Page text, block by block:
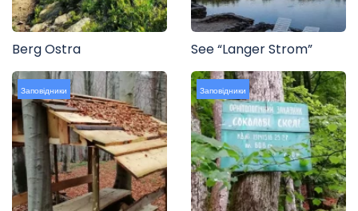
Berg Ostra See “Langer Strom”
Заповідники Заповідники